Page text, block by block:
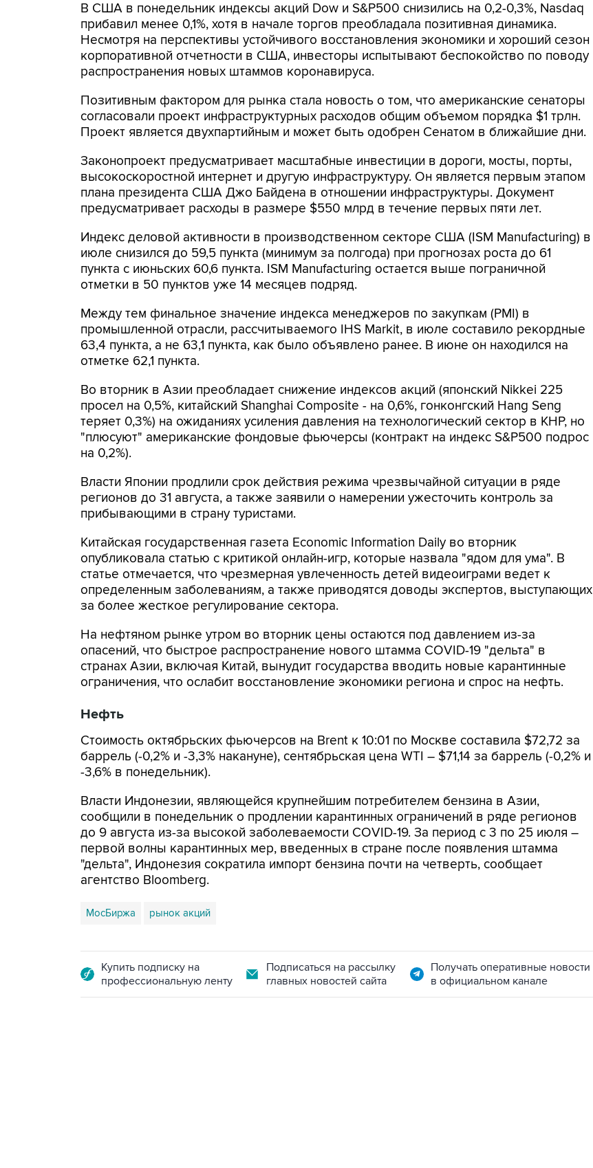
В США в понедельник индексы акций Dow и S&P500 снизились на 0,2-0,3%, Nasdaq
прибавил менее 0,1%, хотя в начале торгов преобладала позитивная динамика.
Несмотря на перспективы устойчивого восстановления экономики и хороший сезон
корпоративной отчетности в США, инвесторы испытывают беспокойство по поводу
распространения новых штаммов коронавируса.
Позитивным фактором для рынка стала новость о том, что американские сенаторы
согласовали проект инфраструктурных расходов общим объемом порядка $1 трлн.
Проект является двухпартийным и может быть одобрен Сенатом в ближайшие дни.
Законопроект предусматривает масштабные инвестиции в дороги, мосты, порты,
высокоскоростной интернет и другую инфраструктуру. Он является первым этапом
плана президента США Джо Байдена в отношении инфраструктуры. Документ
предусматривает расходы в размере $550 млрд в течение первых пяти лет.
Индекс деловой активности в производственном секторе США (ISM Manufacturing) в
июле снизился до 59,5 пункта (минимум за полгода) при прогнозах роста до 61
пункта с июньских 60,6 пункта. ISM Manufacturing остается выше пограничной
отметки в 50 пунктов уже 14 месяцев подряд.
Между тем финальное значение индекса менеджеров по закупкам (PMI) в
промышленной отрасли, рассчитываемого IHS Markit, в июле составило рекордные
63,4 пункта, а не 63,1 пункта, как было объявлено ранее. В июне он находился на
отметке 62,1 пункта.
Во вторник в Азии преобладает снижение индексов акций (японский Nikkei 225
просел на 0,5%, китайский Shanghai Composite - на 0,6%, гонконгский Hang Seng
теряет 0,3%) на ожиданиях усиления давления на технологический сектор в КНР, но
"плюсуют" американские фондовые фьючерсы (контракт на индекс S&P500 подрос
на 0,2%).
Власти Японии продлили срок действия режима чрезвычайной ситуации в ряде
регионов до 31 августа, а также заявили о намерении ужесточить контроль за
прибывающими в страну туристами.
Китайская государственная газета Economic Information Daily во вторник
опубликовала статью с критикой онлайн-игр, которые назвала "ядом для ума". В
статье отмечается, что чрезмерная увлеченность детей видеоиграми ведет к
определенным заболеваниям, а также приводятся доводы экспертов, выступающих
за более жесткое регулирование сектора.
На нефтяном рынке утром во вторник цены остаются под давлением из-за
опасений, что быстрое распространение нового штамма COVID-19 "дельта" в
странах Азии, включая Китай, вынудит государства вводить новые карантинные
ограничения, что ослабит восстановление экономики региона и спрос на нефть.
Нефть
Стоимость октябрьских фьючерсов на Brent к 10:01 по Москве составила $72,72 за
баррель (-0,2% и -3,3% накануне), сентябрьская цена WTI – $71,14 за баррель (-0,2% и
-3,6% в понедельник).
Власти Индонезии, являющейся крупнейшим потребителем бензина в Азии,
сообщили в понедельник о продлении карантинных ограничений в ряде регионов
до 9 августа из-за высокой заболеваемости COVID-19. За период с 3 по 25 июля –
первой волны карантинных мер, введенных в стране после появления штамма
"дельта", Индонезия сократила импорт бензина почти на четверть, сообщает
агентство Bloomberg.
МосБиржа рынок акций
Купить подписку на
профессиональную ленту
Подписаться на рассылку
главных новостей сайта
Получать оперативные новости
в официальном канале